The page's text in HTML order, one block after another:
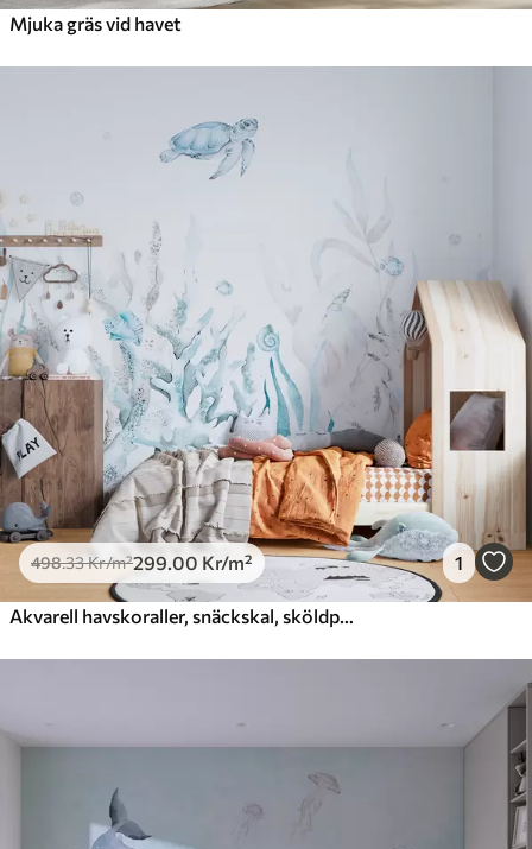
Mjuka gräs vid havet
498.33Kr/m²299.00 Kr/m² 1
Akvarell havskoraller, snäckskal, sköldpadda, marint liv, mjuka blå färger